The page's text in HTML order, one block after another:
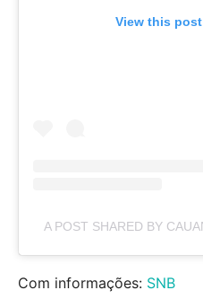
View this
A POST SHARED BY
Com informações: SNB